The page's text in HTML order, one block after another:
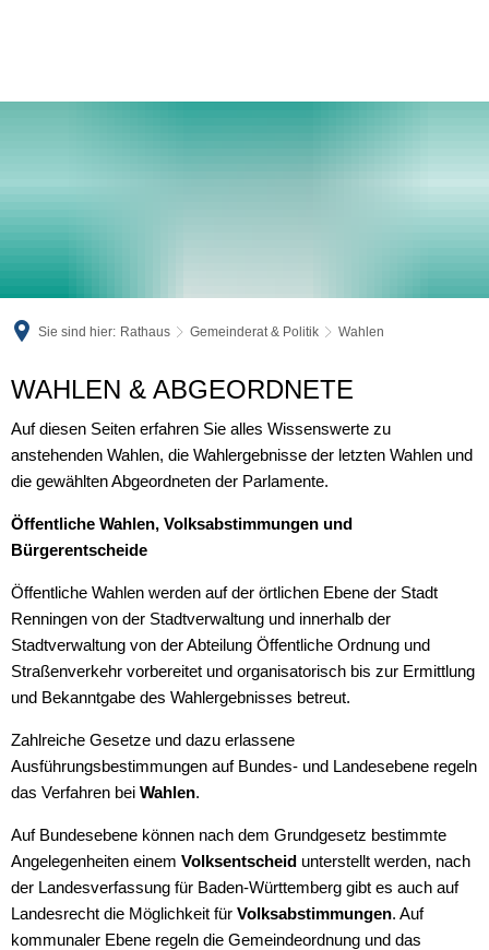
Sie sind hier: Rathaus Gemeinderat & Politik Wahlen
Wahlen
WAHLEN & ABGEORDNETE
Auf diesen Seiten erfahren Sie alles Wissenswerte zu
anstehenden Wahlen, die Wahlergebnisse der letzten Wahlen und
die gewählten Abgeordneten der Parlamente.
Öffentliche Wahlen, Volksabstimmungen und
Bürgerentscheide
Öffentliche Wahlen werden auf der örtlichen Ebene der Stadt
Renningen von der Stadtverwaltung und innerhalb der
Stadtverwaltung von der Abteilung Öffentliche Ordnung und
Straßenverkehr vorbereitet und organisatorisch bis zur Ermittlung
und Bekanntgabe des Wahlergebnisses betreut.
Zahlreiche Gesetze und dazu erlassene
Ausführungsbestimmungen auf Bundes- und Landesebene regeln
das Verfahren bei Wahlen.
Auf Bundesebene können nach dem Grundgesetz bestimmte
Angelegenheiten einem Volksentscheid unterstellt werden, nach
der Landesverfassung für Baden-Württemberg gibt es auch auf
Landesrecht die Möglichkeit für Volksabstimmungen. Auf
kommunaler Ebene regeln die Gemeindeordnung und das